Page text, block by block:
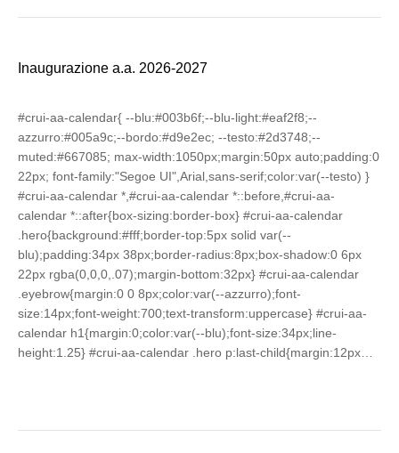
Inaugurazione a.a. 2026-2027
#crui-aa-calendar{ --blu:#003b6f;--blu-light:#eaf2f8;--
azzurro:#005a9c;--bordo:#d9e2ec; --testo:#2d3748;--
muted:#667085; max-width:1050px;margin:50px auto;padding:0
22px; font-family:"Segoe UI",Arial,sans-serif;color:var(--testo) }
#crui-aa-calendar *,#crui-aa-calendar *::before,#crui-aa-
calendar *::after{box-sizing:border-box} #crui-aa-calendar
.hero{background:#fff;border-top:5px solid var(--
blu);padding:34px 38px;border-radius:8px;box-shadow:0 6px
22px rgba(0,0,0,.07);margin-bottom:32px} #crui-aa-calendar
.eyebrow{margin:0 0 8px;color:var(--azzurro);font-
size:14px;font-weight:700;text-transform:uppercase} #crui-aa-
calendar h1{margin:0;color:var(--blu);font-size:34px;line-
height:1.25} #crui-aa-calendar .hero p:last-child{margin:12px…